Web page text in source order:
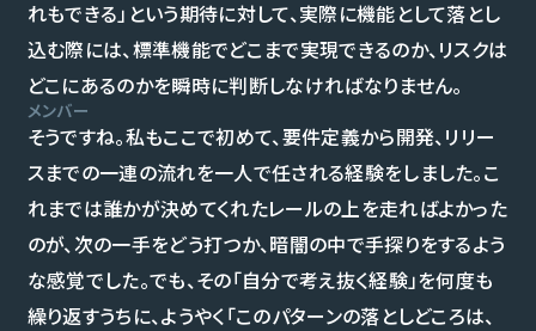
れもできる」という期待に対して、実際に機能として落とし
込む際には、標準機能でどこまで実現できるのか、リスクは
どこにあるのかを瞬時に判断しなければなりません。
メンバー
そうですね。私もここで初めて、要件定義から開発、リリー
スまでの一連の流れを一人で任される経験をしました。こ
れまでは誰かが決めてくれたレールの上を走ればよかった
のが、次の一手をどう打つか、暗闇の中で手探りをするよう
な感覚でした。でも、その「自分で考え抜く経験」を何度も
繰り返すうちに、ようやく「このパターンの落としどころは、